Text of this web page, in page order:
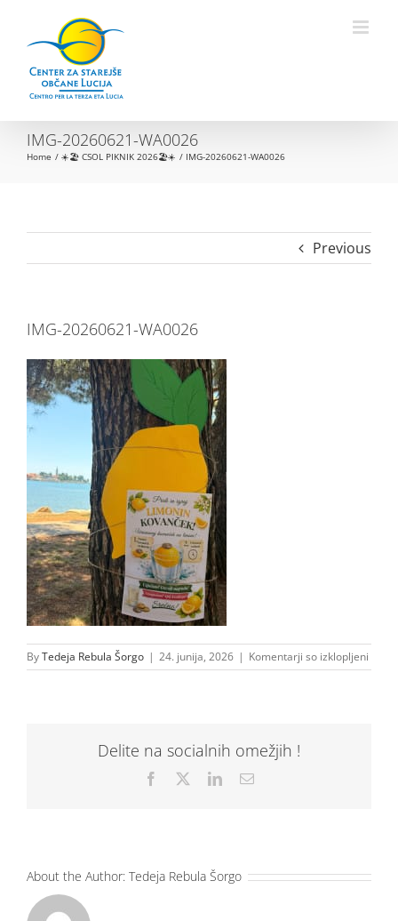
Open toolbar
content
IMG-20260621-WA0026
Home ☀️🏖️ CSOL PIKNIK 2026🏖️☀️ IMG-20260621-WA0026
Previous
IMG-20260621-WA0026
ByTedeja Rebula Šorgo | 24. junija, 2026 | Komentarji so izklopljeni
IMG-
Delite na socialnih omežjih !
Facebook LinkedInEmail
About the Author: Tedeja Rebula Šorgo